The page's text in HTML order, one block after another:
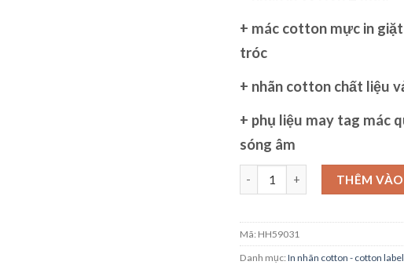
+ mác cotton mực in
tróc
+ nhãn cotton chất liệu
+ phụ liệu may tag mác
sóng âm
tag quần áo nhãn cotton số
THÊM
Mã: HH59031
Danh mục:In nhãn cotton - cotton